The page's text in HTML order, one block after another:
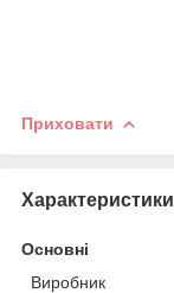
Приховати
Характеристики
Основні
Виробник